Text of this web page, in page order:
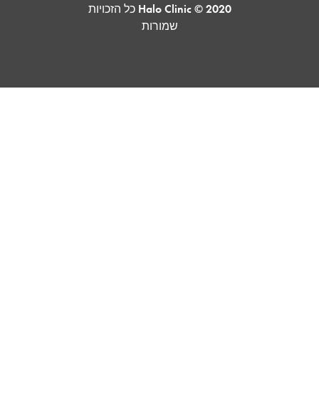
Halo Clinic © 2020 כל הזכויות
שמורות